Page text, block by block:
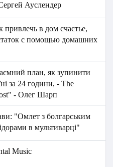
Ауслендер
привлечь в дом счастье,
с помощью домашних
план, як зупинити
за 24 години, - The
- Олег Шарп
"Омлет з болгарським
в мультиварці"
Music